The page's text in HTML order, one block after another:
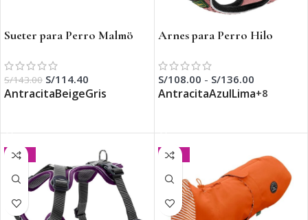
Sueter para Perro Malmö
S/143.00 S/114.40
AntracitaBeigeGris
Arnes para Perro Hilo
S/108.00 - S/136.00
AntracitaAzulLima+8
-20% -30%